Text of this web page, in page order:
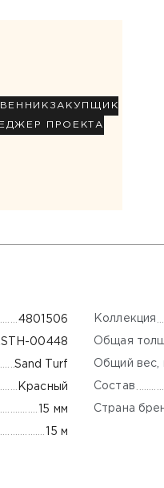
ЗАКУПЩИК
ПРОЕКТА
4801506
STH-00448
Sand Turf
Красный
15 мм
15 м
Коллекция
Общая
Общий вес,
Состав
Страна